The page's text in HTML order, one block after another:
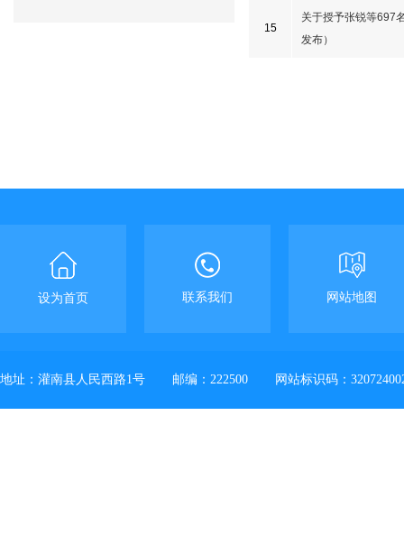
15
关于授予张锐等697
发布）
设为首页 联系我们 网站地图
地址：灌南县人民西路1号 邮编：222500 网站标识码：